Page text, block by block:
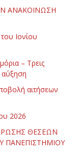
ΑΝΑΚΟΙΝΩΣΗ
Ιονίου
– Τρεις
αιτήσεων
2026
ΘΕΣΕΩΝ
ΠΑΝΕΠΙΣΤΗΜΙΟΥ